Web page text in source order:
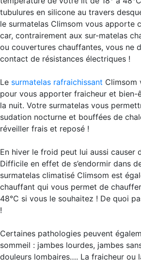
tubulures en silicone au travers
le surmatelas Climsom vous apporte
car, contrairement aux sur-matelas
ou couvertures chauffantes, vous ne
contact de résistances électriques !
Le surmatelas rafraichissant Climsom
pour vous apporter fraicheur et bien-
la nuit. Votre surmatelas vous
sudation nocturne et bouffées de
réveiller frais et reposé !
En hiver le froid peut lui aussi causer
Difficile en effet de s’endormir dans
surmatelas climatisé Climsom est
chauffant qui vous permet de
48°C si vous le souhaitez ! De quoi
!
Certaines pathologies peuvent
sommeil : jambes lourdes, jambes
douleurs lombaires…. La fraicheur ou